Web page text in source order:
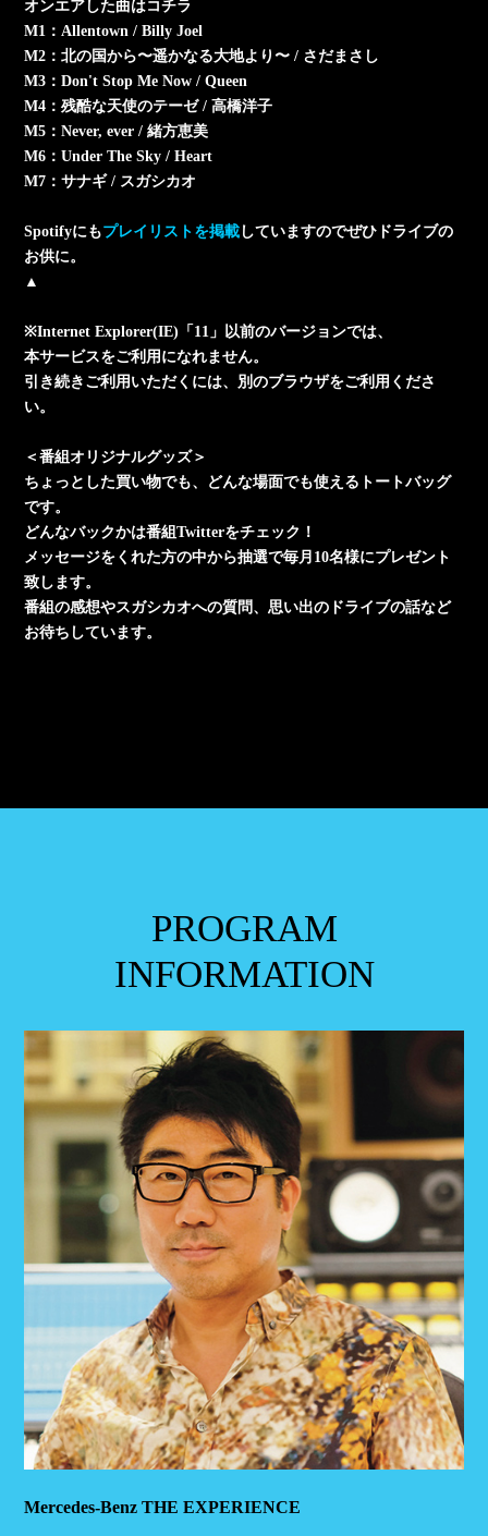
オンエアした曲はコチラ
M1：Allentown / Billy Joel
M2：北の国から〜遥かなる大地より〜 / さだまさし
M3：Don't Stop Me Now / Queen
M4：残酷な天使のテーゼ / 高橋洋子
M5：Never, ever / 緒方恵美
M6：Under The Sky / Heart
M7：サナギ / スガシカオ
Spotifyにもプレイリストを掲載 していますのでぜひドライブの
お供に。
▲
※Internet Explorer(IE)「11」以前のバージョンでは、
本サービスをご利用になれません。
引き続きご利用いただくには、別のブラウザをご利用くださ
い。
＜番組オリジナルグッズ＞
ちょっとした買い物でも、どんな場面でも使えるトートバッグ
です。
どんなバックかは番組Twitterをチェック！
メッセージをくれた方の中から抽選で毎月10名様にプレゼント
致します。
番組の感想やスガシカオへの質問、思い出のドライブの話など
お待ちしています。
PROGRAM
INFORMATION
Mercedes-Benz THE EXPERIENCE